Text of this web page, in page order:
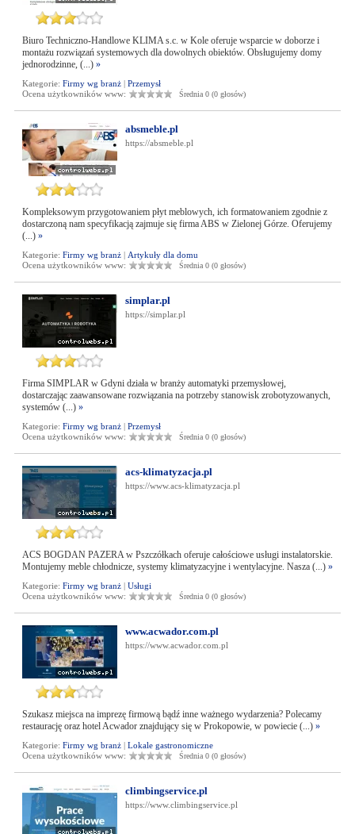
Biuro Techniczno-Handlowe KLIMA s.c. w Kole oferuje wsparcie w doborze i
montażu rozwiązań systemowych dla dowolnych obiektów. Obsługujemy domy
jednorodzinne, (...) »
Kategorie: Firmy wg branż| Przemysł
Ocena użytkowników www:
Średnia 0 (0 głosów)
absmeble.pl
https://absmeble.pl
Kompleksowym przygotowaniem płyt meblowych, ich formatowaniem zgodnie z
dostarczoną nam specyfikacją zajmuje się firma ABS w Zielonej Górze. Oferujemy
(...) »
Kategorie: Firmy wg branż| Artykuły dla domu
Ocena użytkowników www:
Średnia 0 (0 głosów)
simplar.pl
https://simplar.pl
Firma SIMPLAR w Gdyni działa w branży automatyki przemysłowej,
dostarczając zaawansowane rozwiązania na potrzeby stanowisk zrobotyzowanych,
systemów (...) »
Kategorie: Firmy wg branż| Przemysł
Ocena użytkowników www:
Średnia 0 (0 głosów)
acs-klimatyzacja.pl
https://www.acs-klimatyzacja.pl
ACS BOGDAN PAZERA w Pszczółkach oferuje całościowe usługi instalatorskie.
Montujemy meble chłodnicze, systemy klimatyzacyjne i wentylacyjne. Nasza (...) »
Kategorie: Firmy wg branż| Usługi
Ocena użytkowników www:
Średnia 0 (0 głosów)
www.acwador.com.pl
https://www.acwador.com.pl
Szukasz miejsca na imprezę firmową bądź inne ważnego wydarzenia? Polecamy
restaurację oraz hotel Acwador znajdujący się w Prokopowie, w powiecie (...) »
Kategorie: Firmy wg branż| Lokale gastronomiczne
Ocena użytkowników www:
Średnia 0 (0 głosów)
climbingservice.pl
https://www.climbingservice.pl